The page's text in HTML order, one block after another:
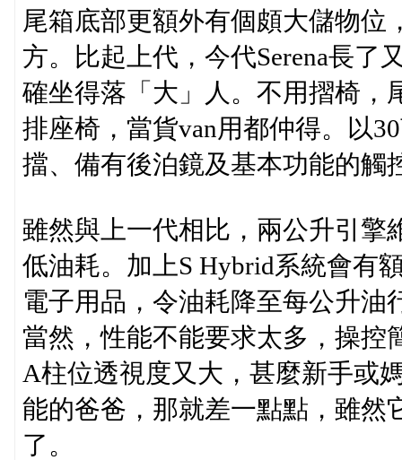
尾箱底部更額外有個頗大儲物位
方。比起上代，今代Serena長了
確坐得落「大」人。不用摺椅，
排座椅，當貨van用都仲得。以
擋、備有後泊鏡及基本功能的觸
雖然與上一代相比，兩公升引擎
低油耗。加上S Hybrid系統會有
電子用品，令油耗降至每公升油
當然，性能不能要求太多，操控
A柱位透視度又大，甚麼新手或
能的爸爸，那就差一點點，雖然
了。